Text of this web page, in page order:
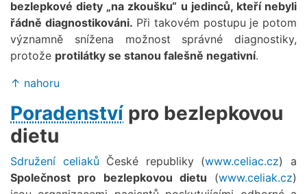
bezlepkové diety „na zkoušku“ u jedinců, kteří nebyli
řádně diagnostikováni. Při takovém postupu je potom
významně snížena možnost správné diagnostiky,
protože protilátky se stanou falešně negativní.
↑ nahoru
Poradenství pro bezlepkovou
dietu
Sdružení celiaků České republiky (www.celiac.cz) a
Společnost pro bezlepkovou dietu (www.celiak.cz)